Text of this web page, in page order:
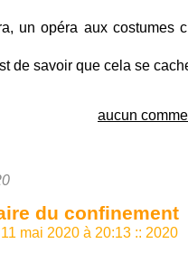
un opéra aux costumes
de savoir que cela se
aucun
du confinement
mai 2020 à 20:13 :: 2020